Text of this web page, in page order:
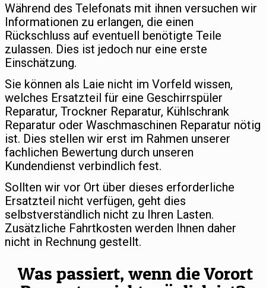
Während des Telefonats mit ihnen versuchen wir
Informationen zu erlangen, die einen
Rückschluss auf eventuell benötigte Teile
zulassen. Dies ist jedoch nur eine erste
Einschätzung.
Sie können als Laie nicht im Vorfeld wissen,
welches Ersatzteil für eine Geschirrspüler
Reparatur, Trockner Reparatur, Kühlschrank
Reparatur oder Waschmaschinen Reparatur nötig
ist. Dies stellen wir erst im Rahmen unserer
fachlichen Bewertung durch unseren
Kundendienst verbindlich fest.
Sollten wir vor Ort über dieses erforderliche
Ersatzteil nicht verfügen, geht dies
selbstverständlich nicht zu Ihren Lasten.
Zusätzliche Fahrtkosten werden Ihnen daher
nicht in Rechnung gestellt.
Was passiert, wenn die Vorort